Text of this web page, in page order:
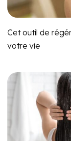
Cet outil de
votre vie